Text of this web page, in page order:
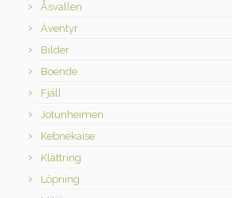
Åsvallen
Äventyr
Bilder
Boende
Fjäll
Jotunheimen
Kebnekaise
Klättring
Löpning